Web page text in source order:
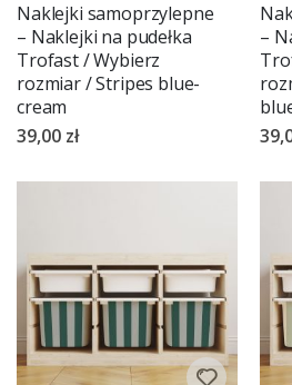
Naklejki samoprzylepne
– Naklejki na pudełka
Trofast / Wybierz
rozmiar / Stripes blue-
cream
39,00 zł
–